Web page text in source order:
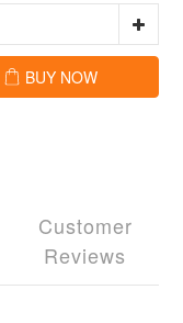
BUY NOW
Customer
Reviews